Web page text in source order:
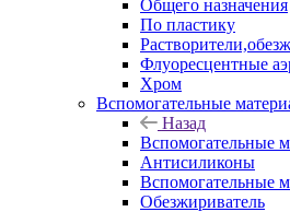
Общего назначения
По пластику
Флуоресцентные
Хром
Вспомогательные
Назад
Вспомогательные
Антисиликоны
Вспомогательные
Обезжириватель